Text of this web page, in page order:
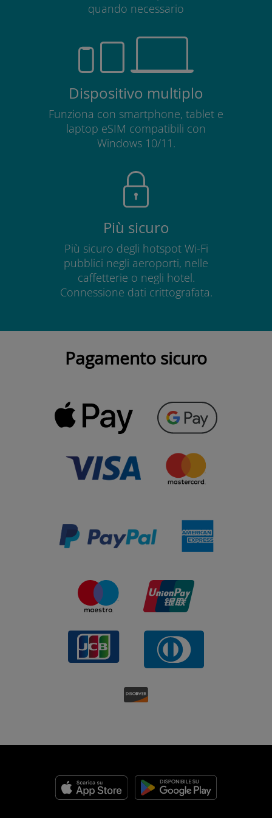
quando necessario
Dispositivo multiplo
Funziona con smartphone, tablet e
laptop eSIM compatibili con
Windows 10/11.
Più sicuro
Più sicuro degli hotspot Wi-Fi
pubblici negli aeroporti, nelle
caffetterie o negli hotel.
Connessione dati crittografata.
Pagamento sicuro